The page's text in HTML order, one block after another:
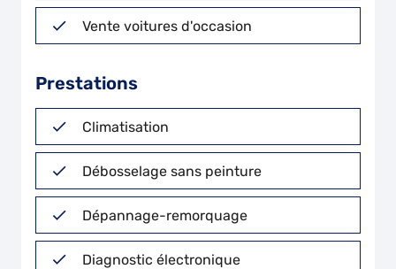
Vente voitures d'occasion
Prestations
Climatisation
Débosselage sans peinture
Dépannage-remorquage
Diagnostic électronique